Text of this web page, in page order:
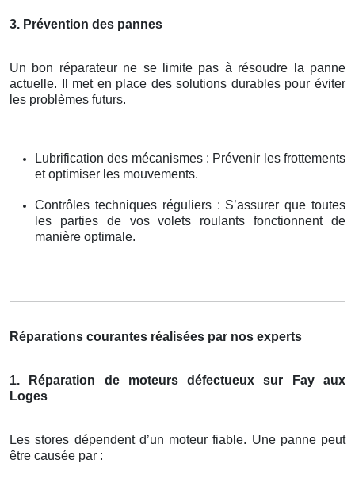
3. Prévention des pannes
Un bon réparateur ne se limite pas à résoudre la panne
actuelle. Il met en place des solutions durables pour éviter
les problèmes futurs.
Lubrification des mécanismes : Prévenir les frottements
et optimiser les mouvements.
Contrôles techniques réguliers : S’assurer que toutes
les parties de vos volets roulants fonctionnent de
manière optimale.
Réparations courantes réalisées par nos experts
1. Réparation de moteurs défectueux sur Fay aux
Loges
Les stores dépendent d’un moteur fiable. Une panne peut
être causée par :